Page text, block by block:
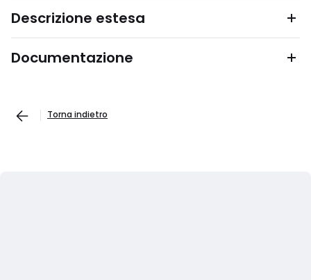
Descrizione estesa
Documentazione
Torna indietro